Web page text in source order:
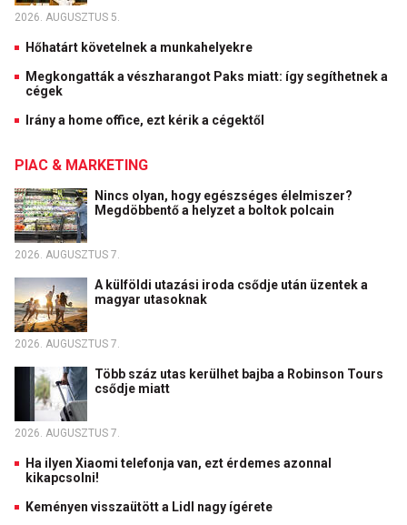
2026. AUGUSZTUS 5.
Hőhatárt követelnek a munkahelyekre
Megkongatták a vészharangot Paks miatt: így segíthetnek a
cégek
Irány a home office, ezt kérik a cégektől
PIAC & MARKETING
Nincs olyan, hogy egészséges élelmiszer?
Megdöbbentő a helyzet a boltok polcain
2026. AUGUSZTUS 7.
A külföldi utazási iroda csődje után üzentek a
magyar utasoknak
2026. AUGUSZTUS 7.
Több száz utas kerülhet bajba a Robinson Tours
csődje miatt
2026. AUGUSZTUS 7.
Ha ilyen Xiaomi telefonja van, ezt érdemes azonnal
kikapcsolni!
Keményen visszaütött a Lidl nagy ígérete